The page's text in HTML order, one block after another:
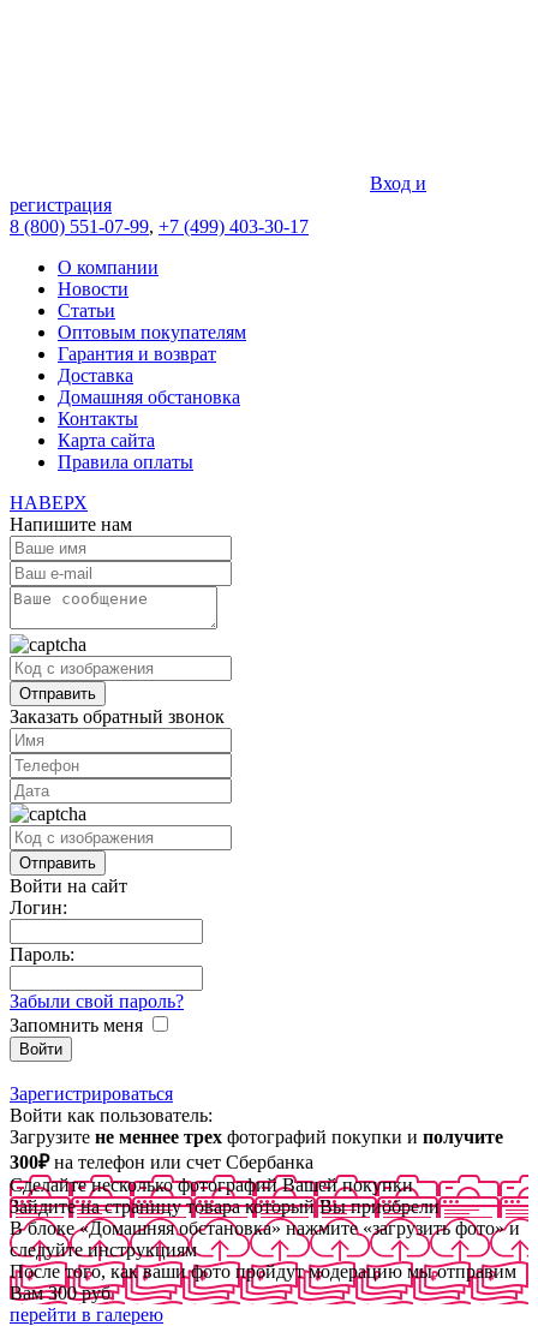
Вход и
регистрация
8 (800) 551-07-99, +7 (499) 403-30-17
О компании
Новости
Статьи
Оптовым покупателям
Гарантия и возврат
Доставка
Домашняя обстановка
Контакты
Карта сайта
Правила оплаты
НАВЕРХ
Напишите нам
Заказать обратный звонок
Войти на сайт
Логин:
Пароль:
Забыли свой пароль?
Запомнить меня
Зарегистрироваться
Войти как пользователь:
Загрузите не меннее трех фотографий покупки и получите
300₽на телефон или счет Сбербанка
Сделайте несколько фотографий Вашей покупки
Зайдите на страницу товара который Вы приобрели
В блоке «Домашняя обстановка» нажмите «загрузить фото» и
следуйте инструкциям
После того, как ваши фото пройдут модерацию мы отправим
Вам 300 руб
перейти в галерею